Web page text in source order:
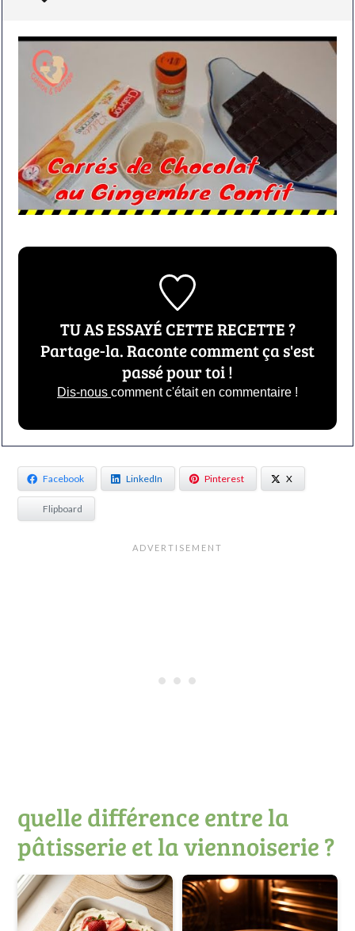
TU AS ESSAYÉ CETTE RECETTE ?
Partage-la. Raconte comment ça s'est
passé pour toi !
Dis-nous comment c'était en commentaire !
Facebook LinkedIn Pinterest X
Flipboard
quelle différence entre la
pâtisserie et la viennoiserie ?